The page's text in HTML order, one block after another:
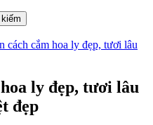
cách cắm hoa ly đẹp, tươi lâu
ly đẹp, tươi lâu
đẹp